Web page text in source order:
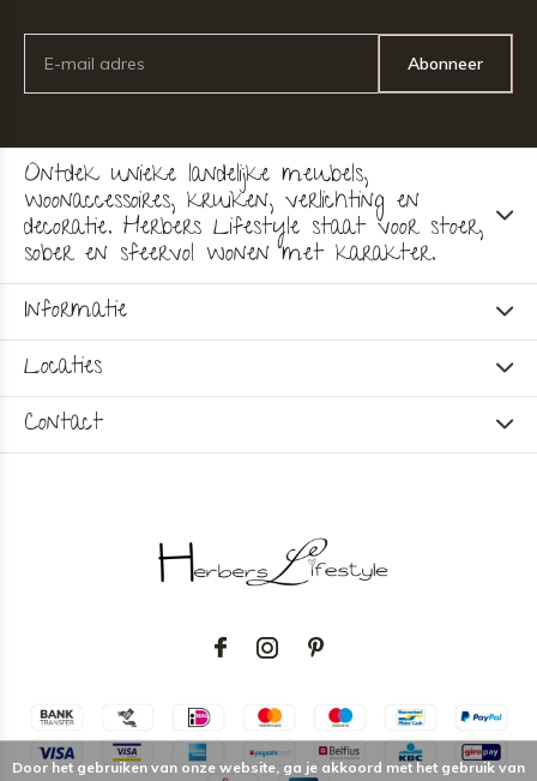
Abonneer
Ontdek unieke landelijke meubels,
woonaccessoires, kruiken, verlichting en
decoratie. Herbers Lifestyle staat voor stoer,
sober en sfeervol wonen met karakter.
Informatie
Locaties
Contact
Door het gebruiken van onze website, ga je akkoord met het gebruik van